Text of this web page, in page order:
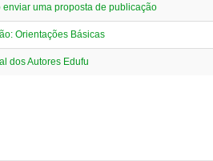
enviar uma proposta de publicação
Orientações Básicas
dos Autores Edufu